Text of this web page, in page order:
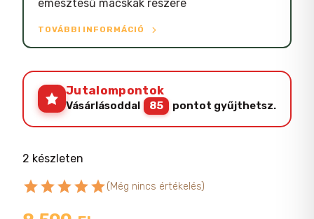
starstarstarstarstar(Még nincs értékelés)
emésztésű macskák részére
TOVÁBBI INFORMÁCIÓ
Jutalompontok
Vásárlásoddal 85 pontot gyűjthetsz.
2 készleten